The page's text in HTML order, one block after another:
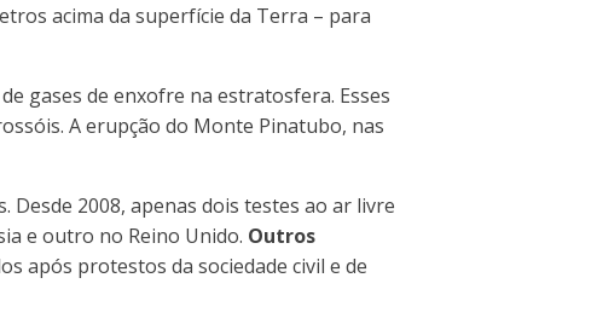
acima da superfície da Terra – para
gases de enxofre na estratosfera. Esses
A erupção do Monte Pinatubo, nas
2008, apenas dois testes ao ar livre
e outro no Reino Unido. Outros
após protestos da sociedade civil e de